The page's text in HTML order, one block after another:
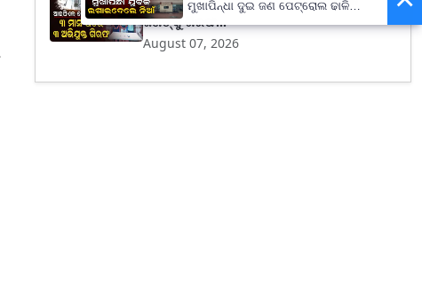
ଜଣଙ୍କୁ ଗିରଫ...
August 07, 2026
ମୁଖାପିନ୍ଧା ଦୁଇ ଜଣ ପେଟ୍ରୋଲ ଢାଳି
ଲଗାଇଦେଲେ ନିଆଁ